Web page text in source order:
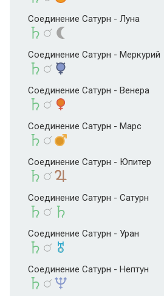
Соединение Сатурн - Луна
Соединение Сатурн - Меркурий
Соединение Сатурн - Венера
Соединение Сатурн - Марс
Соединение Сатурн - Юпитер
Соединение Сатурн - Сатурн
Соединение Сатурн - Уран
Соединение Сатурн - Нептун